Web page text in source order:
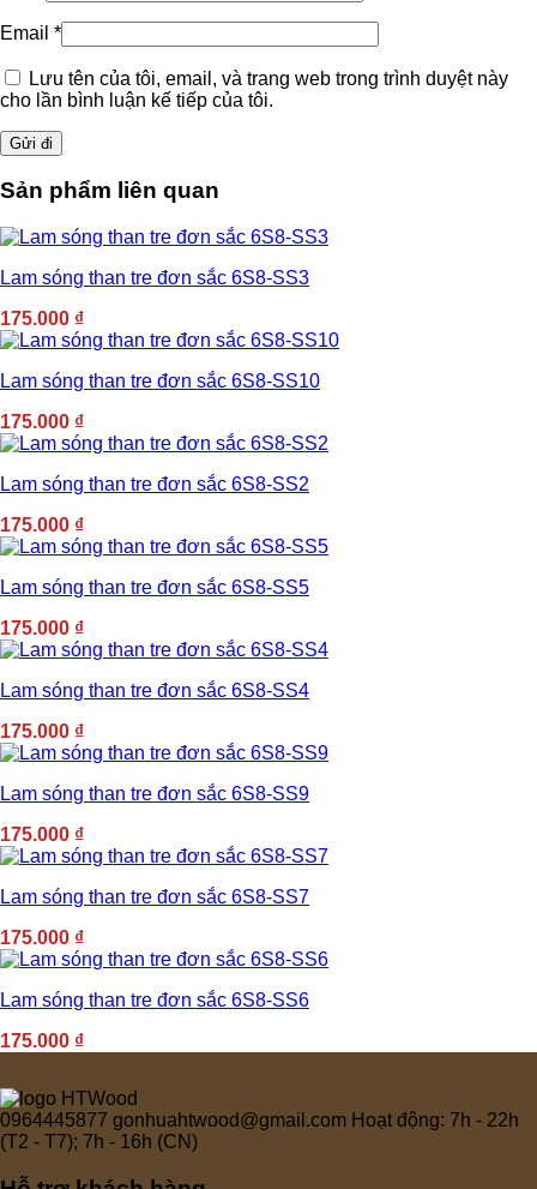
Email *
Lưu tên của tôi, email, và trang web trong trình duyệt này
cho lần bình luận kế tiếp của tôi.
Sản phẩm liên quan
Lam sóng than tre đơn sắc 6S8-SS3
175.000 ₫
Lam sóng than tre đơn sắc 6S8-SS10
175.000 ₫
Lam sóng than tre đơn sắc 6S8-SS2
175.000 ₫
Lam sóng than tre đơn sắc 6S8-SS5
175.000 ₫
Lam sóng than tre đơn sắc 6S8-SS4
175.000 ₫
Lam sóng than tre đơn sắc 6S8-SS9
175.000 ₫
Lam sóng than tre đơn sắc 6S8-SS7
175.000 ₫
Lam sóng than tre đơn sắc 6S8-SS6
175.000 ₫
0964445877 gonhuahtwood@gmail.com Hoạt động: 7h - 22h
(T2 - T7); 7h - 16h (CN)